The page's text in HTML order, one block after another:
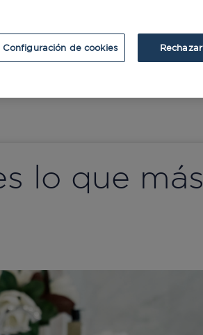
lo que más
Configuración de cookies Rechazar